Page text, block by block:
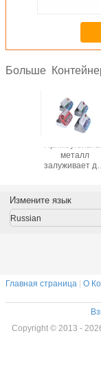
Больше
металл
залуживает
на заказ олово
хранения с
олова
Измените язык
Russian
Главная страница | О
Copyright © 2013 -